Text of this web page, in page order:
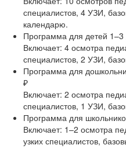
специалистов, 4 УЗИ,
календарю.
Программа для детей
Включает: 4 осмотра
специалистов, 2 УЗИ,
Программа для
₽
Включает: 2 осмотра
специалистов, 1 УЗИ,
Программа для
Включает: 1–2 осмотра
узких специалистов,